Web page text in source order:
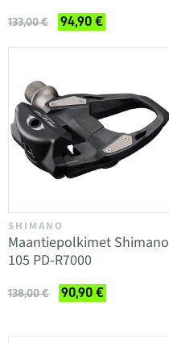
133,00 € 94,90 €
SHIMANO
Maantiepolkimet Shimano
105 PD-R7000
138,00 € 90,90 €